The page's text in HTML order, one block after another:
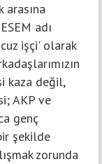
arasına
adı
işçi' olarak
kaza değil,
AKP ve
genç
şekilde
zorunda